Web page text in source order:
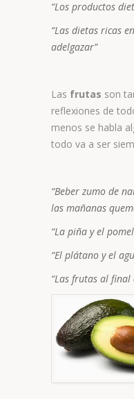
“Los productos
“Las dietas ricas
adelgazar”
Las frutas son
reflexiones de
menos se habla
todo va a ser
“Beber zumo de
las mañanas
“La piña y el
“El plátano y el
“Las frutas al